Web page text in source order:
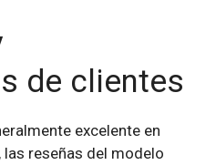
de clientes
excelente en
reseñas del modelo